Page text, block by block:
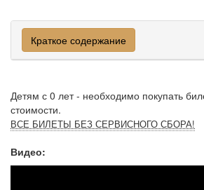
Краткое содержание
Детям с 0 лет - необходимо покупать
стоимости.
ВСЕ БИЛЕТЫ БЕЗ СЕРВИСНОГО СБОРА!
Видео: